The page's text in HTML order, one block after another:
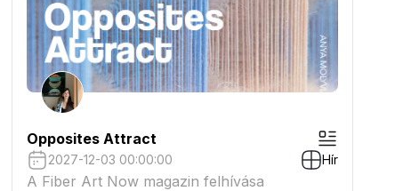
Opposites Attract
2027-12-03 00:00:00 Hír
A Fiber Art Now magazin felhívása